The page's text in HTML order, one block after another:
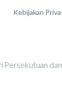
Kebijakan